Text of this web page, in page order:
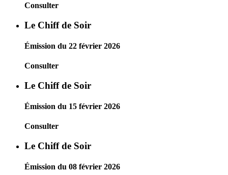
Consulter
Le Chiff de Soir
Émission du 22 février 2026
Consulter
Le Chiff de Soir
Émission du 15 février 2026
Consulter
Le Chiff de Soir
Émission du 08 février 2026